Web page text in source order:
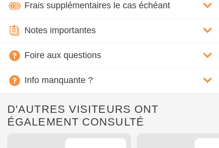
Frais supplémentaires le cas échéant
Notes importantes
Foire aux questions
Info manquante ?
D'AUTRES VISITEURS ONT
ÉGALEMENT CONSULTÉ